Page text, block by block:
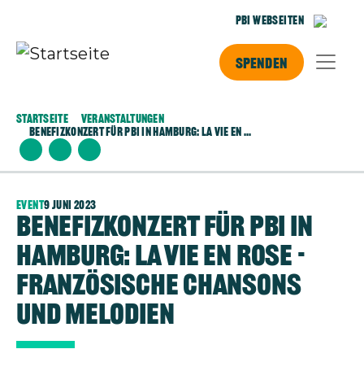
PBI Webseiten
Spenden
Startseite
Veranstaltungen
Benefizkonzert Für Pbi In Hamburg: La Vie En ...
Event9 Juni 2023
Benefizkonzert für pbi in
Hamburg: La Vie en Rose -
Französische Chansons
und Melodien